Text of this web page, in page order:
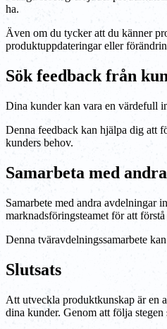
ha.
Även om du tycker att du känner
produktuppdateringar eller
Sök feedback från
Dina kunder kan vara en värdefull
Denna feedback kan hjälpa dig att
kunders behov.
Samarbeta med
Samarbete med andra avdelningar
marknadsföringsteamet för att
Denna tväravdelningssamarbete
Slutsats
Att utveckla produktkunskap är en
dina kunder. Genom att följa